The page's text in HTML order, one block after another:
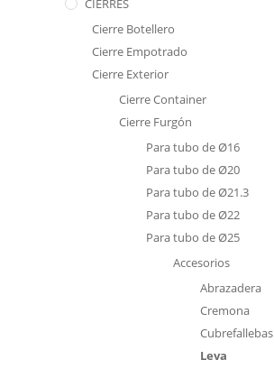
CIERRES
Cierre Botellero
Cierre Empotrado
Cierre Exterior
Cierre Container
Cierre Furgón
Para tubo de Ø16
Para tubo de Ø20
Para tubo de Ø21.3
Para tubo de Ø22
Para tubo de Ø25
Accesorios
Abrazadera
Cremona
Cubrefallebas
Leva